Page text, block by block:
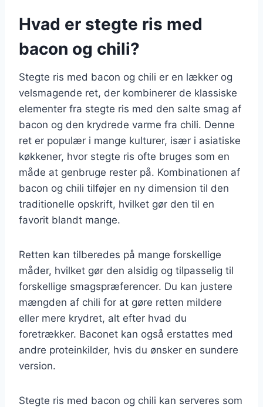
Hvad er stegte ris med
bacon og chili?
Stegte ris med bacon og chili er en lækker og
velsmagende ret, der kombinerer de klassiske
elementer fra stegte ris med den salte smag af
bacon og den krydrede varme fra chili. Denne
ret er populær i mange kulturer, især i asiatiske
køkkener, hvor stegte ris ofte bruges som en
måde at genbruge rester på. Kombinationen af
bacon og chili tilføjer en ny dimension til den
traditionelle opskrift, hvilket gør den til en
favorit blandt mange.
Retten kan tilberedes på mange forskellige
måder, hvilket gør den alsidig og tilpasselig til
forskellige smagspræferencer. Du kan justere
mængden af chili for at gøre retten mildere
eller mere krydret, alt efter hvad du
foretrækker. Baconet kan også erstattes med
andre proteinkilder, hvis du ønsker en sundere
version.
Stegte ris med bacon og chili kan serveres som